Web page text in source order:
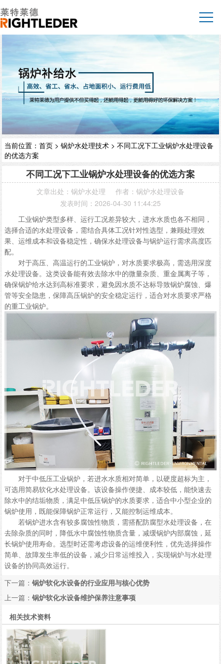
当前位置： 首页> 锅炉水处理技术> 不同工况下工业锅炉水处理设备
的优选方案
不同工况下工业锅炉水处理设备的优选方案
文章出处： 锅炉水处理
作者：锅炉水处理设备
发表时间：2026-04-30 11:44:25
工业锅炉类型多样、运行工况差异较大，进水水质也各不相同，
选择合适的水处理设备，需结合具体工况针对性选型，兼顾处理效
果、运维成本和设备稳定性，确保水处理设备与锅炉运行需求高度匹
配。
对于高压、高温运行的工业锅炉，对水质要求极高，需选用深度
水处理设备。这类设备能有效去除水中的微量杂质、重金属离子等，
确保锅炉给水达到高标准要求，避免因水质不达标导致锅炉腐蚀、爆
管等安全隐患，保障高压锅炉的安全稳定运行，适合对水质要求严格
的重工业锅炉。
对于中低压工业锅炉，若进水水质相对简单，以硬度超标为主，
可选用简易软化水处理设备。该设备操作便捷、成本较低，能快速去
除水中的结垢物质，满足中低压锅炉的水质要求，适合中小型企业的
锅炉使用，既能保障锅炉正常运行，又能控制运维成本。
若锅炉进水含有较多腐蚀性物质，需搭配防腐型水处理设备，在
去除杂质的同时，降低水中腐蚀性物质含量，减缓锅炉内部腐蚀，延
长锅炉使用寿命。选型时还需考虑设备的运维便利性，优先选择操作
简单、故障发生率低的设备，减少日常运维投入，实现锅炉与水处理
设备的协同高效运行。
下一篇： 锅炉软化水设备的行业应用与核心优势
上一篇： 锅炉软化水设备维护保养注意事项
相关技术资料